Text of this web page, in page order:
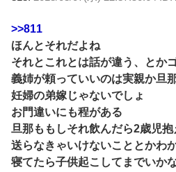
>>811
ほんとそれだよね
それとこれとは話が違う、とか
義姉が頼っていいのは実親か旦
妊婦の弟嫁じゃないでしょ
お門違いにも程がある
旦那ももしそれ飲んだら2歳児
送らなきゃいけないこととかわ
寝てたら子供起こしてまでいか